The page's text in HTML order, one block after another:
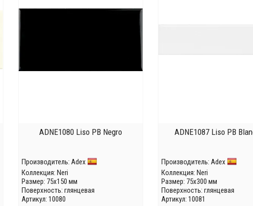
ADNE1080 Liso PB Negro
Производитель: Adex
Коллекция: Neri
Размер: 75x150 мм
Поверхность: глянцевая
Артикул: 10080
ADNE1087 Liso PB
Производитель: Adex
Коллекция: Neri
Размер: 75x300 мм
Поверхность: глянцевая
Артикул: 10081